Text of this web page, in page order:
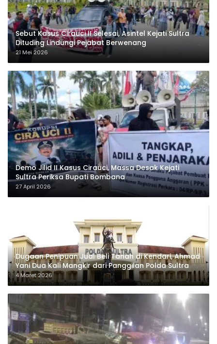
Sebut Kasus Cirauci II Selesai, Asintel Kejati Sultra
Dituding Lindungi Pejabat Berwenang
21 Mei 2026
Demo Jilid II Kasus Cirauci, Massa Desak Kejati
Sultra Periksa Bupati Bombana
27 April 2026
Dugaan Penipuan Jual Beli Tanah di Kendari, Ahmad
Yani Dua Kali Mangkir dari Panggilan Polda Sultra
4 Maret 2026